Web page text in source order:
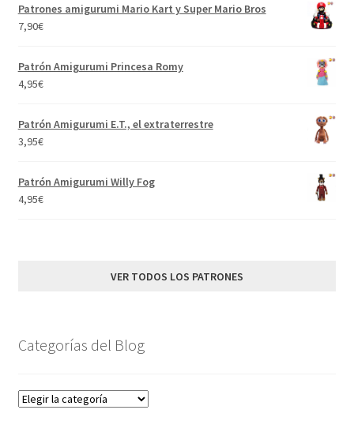
Patrones amigurumi Mario Kart y Super Mario Bros
7,90€
Patrón Amigurumi Princesa Romy
4,95€
Patrón Amigurumi E.T., el extraterrestre
3,95€
Patrón Amigurumi Willy Fog
4,95€
VER TODOS LOS PATRONES
Categorías del Blog
Categorías